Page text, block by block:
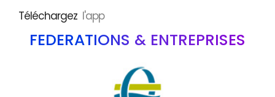
Téléchargez l'app
FÉDÉRATIONS & ENTREPRISES